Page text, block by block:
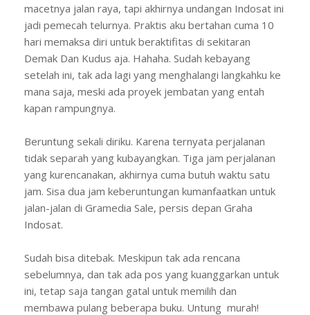
macetnya jalan raya, tapi akhirnya undangan Indosat ini
jadi pemecah telurnya. Praktis aku bertahan cuma 10
hari memaksa diri untuk beraktifitas di sekitaran
Demak Dan Kudus aja. Hahaha. Sudah kebayang
setelah ini, tak ada lagi yang menghalangi langkahku ke
mana saja, meski ada proyek jembatan yang entah
kapan rampungnya.
Beruntung sekali diriku. Karena ternyata perjalanan
tidak separah yang kubayangkan. Tiga jam perjalanan
yang kurencanakan, akhirnya cuma butuh waktu satu
jam. Sisa dua jam keberuntungan kumanfaatkan untuk
jalan-jalan di Gramedia Sale, persis depan Graha
Indosat.
Sudah bisa ditebak. Meskipun tak ada rencana
sebelumnya, dan tak ada pos yang kuanggarkan untuk
ini, tetap saja tangan gatal untuk memilih dan
membawa pulang beberapa buku. Untung murah!